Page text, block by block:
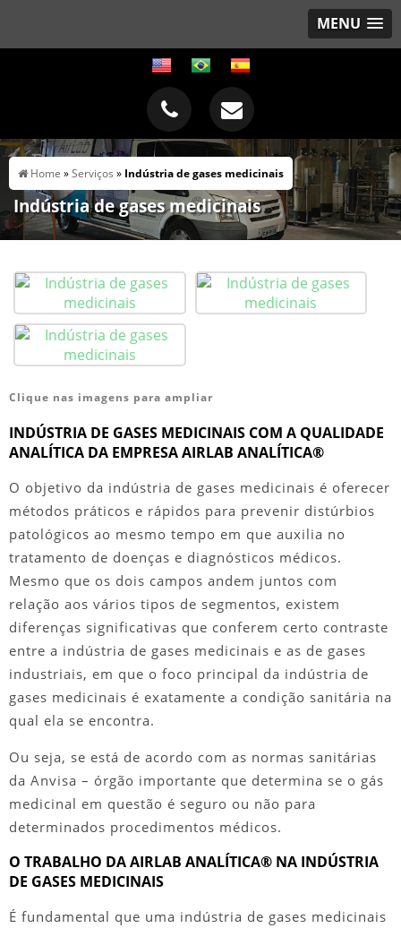
MENU
Home »Serviços » Indústria de gases medicinais
Indústria de gases medicinais
Clique nas imagens para ampliar
INDÚSTRIA DE GASES MEDICINAIS COM A QUALIDADE
ANALÍTICA DA EMPRESA AIRLAB ANALÍTICA®
O objetivo da indústria de gases medicinais é oferecer
métodos práticos e rápidos para prevenir distúrbios
patológicos ao mesmo tempo em que auxilia no
tratamento de doenças e diagnósticos médicos.
Mesmo que os dois campos andem juntos com
relação aos vários tipos de segmentos, existem
diferenças significativas que conferem certo contraste
entre a indústria de gases medicinais e as de gases
industriais, em que o foco principal da indústria de
gases medicinais é exatamente a condição sanitária na
qual ela se encontra.
Ou seja, se está de acordo com as normas sanitárias
da Anvisa – órgão importante que determina se o gás
medicinal em questão é seguro ou não para
determinados procedimentos médicos.
O TRABALHO DA AIRLAB ANALÍTICA® NA INDÚSTRIA
DE GASES MEDICINAIS
É fundamental que uma indústria de gases medicinais